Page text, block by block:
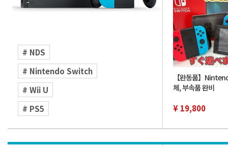
# NDS
# Nintendo Switch
# Wii U
# PS5
【완동품】
체, 부속품 완비
¥ 19,800